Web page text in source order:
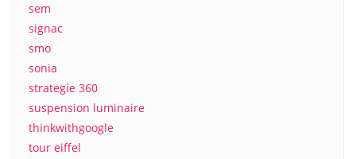
sem
signac
smo
sonia
strategie 360
suspension luminaire
thinkwithgoogle
tour eiffel